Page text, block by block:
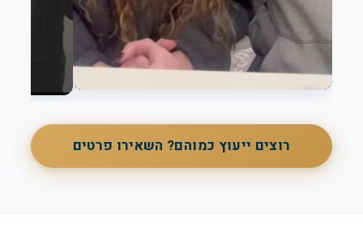
רוצים ייעוץ כמוהם? השאירו פרטים